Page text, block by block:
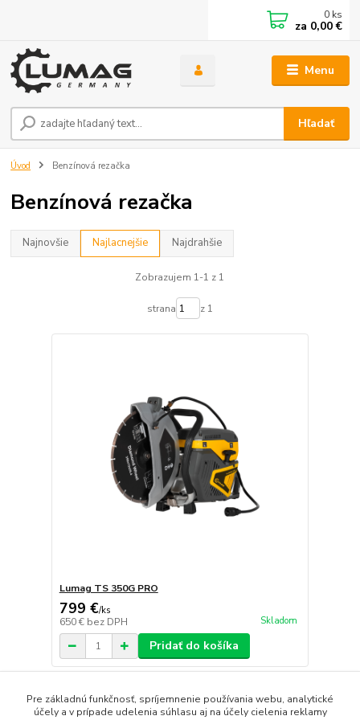
Menu
Hľadať
0 ks
za 0,00 €
Úvod Benzínová rezačka
Benzínová rezačka
Najnovšie Najlacnejšie Najdrahšie
Zobrazujem 1-1 z 1
strana z 1
Lumag TS 350G PRO
799 €/ks
650 € bez DPH Skladom
Pridať do košíka
strana z 1
Pre základnú funkčnosť, spríjemnenie používania webu, analytické
účely a v prípade udelenia súhlasu aj na účely cielenia reklamy